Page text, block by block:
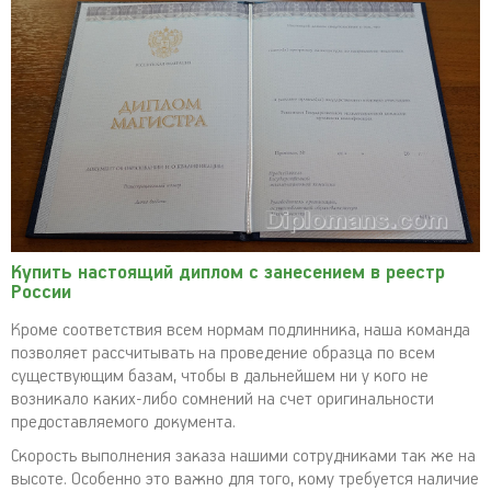
Купить настоящий диплом с занесением в реестр
России
Кроме соответствия всем нормам подлинника, наша команда
позволяет рассчитывать на проведение образца по всем
существующим базам, чтобы в дальнейшем ни у кого не
возникало каких-либо сомнений на счет оригинальности
предоставляемого документа.
Скорость выполнения заказа нашими сотрудниками так же на
высоте. Особенно это важно для того, кому требуется наличие